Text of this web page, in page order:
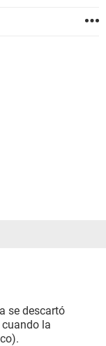
se descartó
la